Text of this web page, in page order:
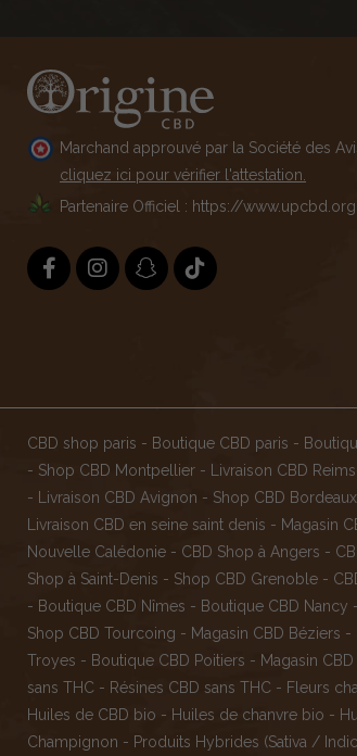
Marchand approuvé par la Société des
cliquez ici pour vérifier l'attestation.
Partenaire Officiel : https://www.upcbd.org
CBD shop paris - Boutique CBD paris -
- Shop CBD Montpellier - Livraison CBD Reims
- Livraison CBD Avignon - Shop CBD Bordeaux
Livraison CBD en seine saint denis - Magasin
Nouvelle Calédonie - CBD Shop à Angers -
Shop à Saint-Denis - Shop CBD Grenoble -
- Boutique CBD Nîmes - Boutique CBD Nancy -
Shop CBD Tourcoing - Magasin CBD Béziers -
Troyes - Boutique CBD Poitiers - Magasin CBD
sans THC - Résines CBD sans THC - Fleurs
Huiles de CBD bio - Huiles de chanvre bio -
Champignon - Produits Hybrides (Sativa /